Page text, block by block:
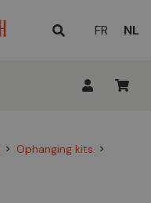
FR NL
chevron_right Ophanging kits chevron_right